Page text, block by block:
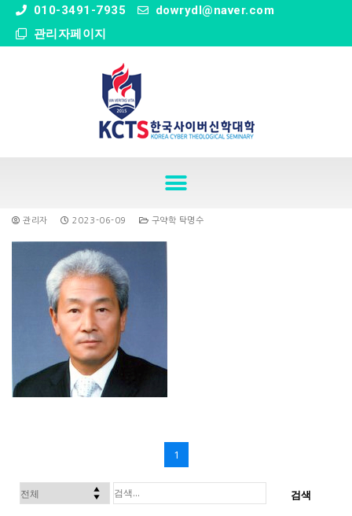
010-3491-7935
dowrydl@naver.com
관리자페이지
관리자 2023-06-09 구약학 탁명수
1
검색